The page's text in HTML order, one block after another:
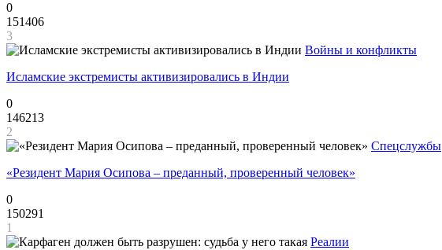
0
151406
3
Войны и конфликты
Исламские экстремисты активизировались в Индии
0
146213
2
Спецслужбы
«Резидент Мария Осипова – преданный, проверенный человек»
0
150291
1
Реалии